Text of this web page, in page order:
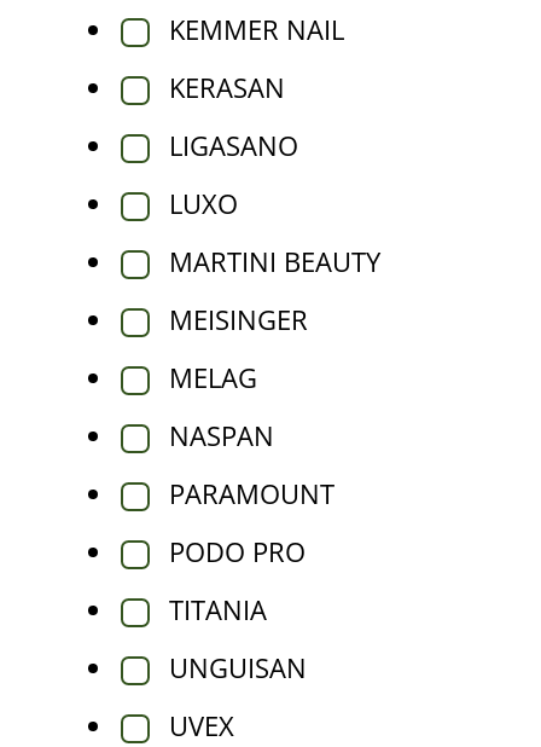
KEMMER NAIL
KERASAN
LIGASANO
LUXO
MARTINI BEAUTY
MEISINGER
MELAG
NASPAN
PARAMOUNT
PODO PRO
TITANIA
UNGUISAN
UVEX